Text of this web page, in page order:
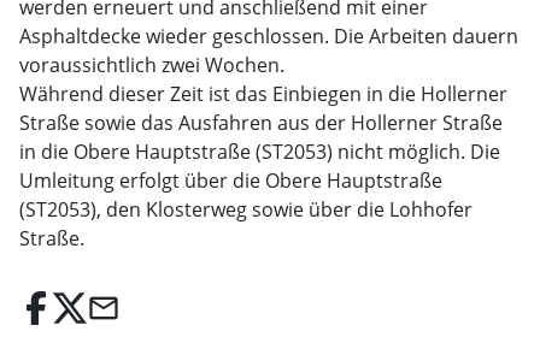
werden erneuert und anschließend mit einer
Asphaltdecke wieder geschlossen. Die Arbeiten dauern
voraussichtlich zwei Wochen.
Während dieser Zeit ist das Einbiegen in die Hollerner
Straße sowie das Ausfahren aus der Hollerner Straße
in die Obere Hauptstraße (ST2053) nicht möglich. Die
Umleitung erfolgt über die Obere Hauptstraße
(ST2053), den Klosterweg sowie über die Lohhofer
Straße.
email